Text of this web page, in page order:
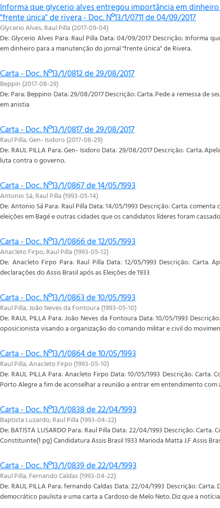
Informa que glycerio alves entregou importãncia em
"frente única" de rivera - Doc. Nº13/1/0711 de 04/09/2017
Glycerio Alves;Raul Pilla (2017-09-04)
De: Glycerio Alves Para: Raul Pilla Data: 04/09/2017 Descrição: Informa
em dinheiro para a manutenção do jornal "frente única" de Rivera.
Carta - Doc. Nº13/1/0812 de 29/08/2017
Beppin (2017-08-29)
De: Para: Beppino Data: 29/08/2017 Descrição: Carta. Pede a remessa de
em anistia
Carta - Doc. Nº13/1/0817 de 29/08/2017
Raul Pilla;Gen- Isidoro(2017-08-29)
De: RAUL PILLA Para: Gen- Isidoro Data: 29/08/2017 Descrição: Carta.
luta contra o governo.
Carta - Doc. Nº13/1/0867 de 14/05/1993
Antonio Sá;Raul Pilla (1993-05-14)
De: Antonio Sá Para: Raul Pilla Data: 14/05/1993 Descrição: Carta.
eleições em Bagé e outras cidades que os candidatos líderes foram
Carta - Doc. Nº13/1/0866 de 12/05/1993
Anacleto Firpo;Raul Pilla (1993-05-12)
De: Anacleto Firpo Para: Raul Pilla Data: 12/05/1993 Descrição: Carta.
declarações do Assis Brasil após as Eleições de 1933
Carta - Doc. Nº13/1/0863 de 10/05/1993
Raul Pilla;João Neves da Fontoura (1993-05-10)
De: RAUL PILLA Para: João Neves da Fontoura Data: 10/05/1993
oposicionista visando a organização do comando militar e civil do
Carta - Doc. Nº13/1/0864 de 10/05/1993
Raul Pilla;Anacleto Firpo(1993-05-10)
De: RAUL PILLA Para: Anacleto Firpo Data: 10/05/1993 Descrição: Carta.
Porto Alegre a fim de aconselhar a reunião a entrar em entendimento com
Carta - Doc. Nº13/1/0838 de 22/04/1993
Baptista Luzardo;Raul Pilla (1993-04-22)
De: BATISTA LUSARDO Para: Raul Pilla Data: 22/04/1993 Descrição:
Constituinte(1 pg) Candidatura Assis Brasil 1933 Marioda Matta J.F Assis
Carta - Doc. Nº13/1/0839 de 22/04/1993
Raul Pilla;Fernando Caldas(1993-04-22)
De: RAUL PILLA Para: fernando Caldas Data: 22/04/1993 Descrição:
democrático paulista e uma carta a Cardoso de Melo Neto. Diz que a